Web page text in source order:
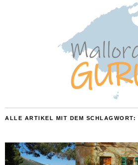
ALLE ARTIKEL MIT DEM SCHLAGWORT: